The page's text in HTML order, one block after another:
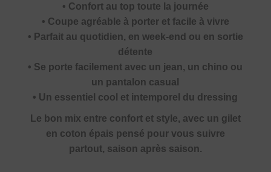
• Confort au top toute la journée
• Coupe agréable à porter et facile à vivre
• Parfait au quotidien, en week-end ou en sortie
détente
• Se porte facilement avec un jean, un chino ou
un pantalon casual
• Un essentiel cool et intemporel du dressing
Le bon mix entre confort et style, avec un gilet
en coton épais pensé pour vous suivre
partout, saison après saison.